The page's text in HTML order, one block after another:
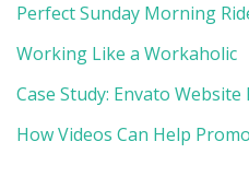
Perfect Sunday Morning
Working Like a Workaholic
Case Study: Envato Website
How Videos Can Help